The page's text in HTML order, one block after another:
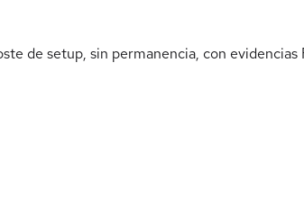
de setup, sin permanencia, con